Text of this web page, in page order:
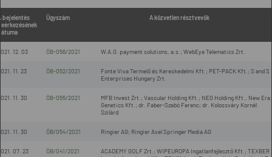
bejelentés
Ügyszám A közvetlen résztvevők
12. 03 ÖB-056/2021 W.A.G. payment solutions, a.s.; WebEye Telematics Zrt.
11. 23 ÖB-052/2021
Fonte Viva Termelő és Kereskedelmi Kft.; PET-PACK Kft.; S and S
Enterprises Hungary Zrt.
11. 30 ÖB-055/2021
MFB Invest Zrt.; Vascular Holding Kft.; NEG Holding Kft., New Era
Genetics Kft.; dr. Faber-Szabó Ferenc; dr. Kolossváry Kornél
Szilárd
11. 30 ÖB/054/2021 Ringier AG; Ringier Axel Springer Media AG
07. 23 ÖB/041/2021
ACADEMY GOLF Zrt.; WIPEUROPA Ingatlanfejlesztő Kft.; TEXBER